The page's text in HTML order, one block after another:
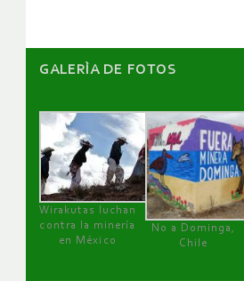
GALERÌA DE FOTOS
Wirakutas luchan
contra la minería
en México
No a Dominga,
Chile